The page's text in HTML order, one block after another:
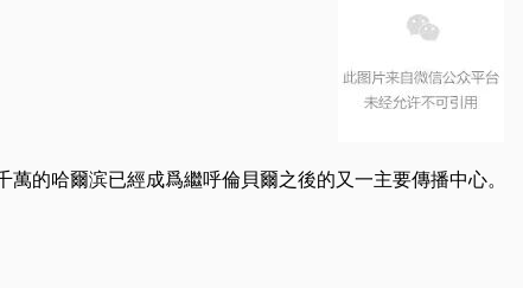
的哈爾滨已經成爲繼呼倫貝爾之後的又一主要傳播中心。